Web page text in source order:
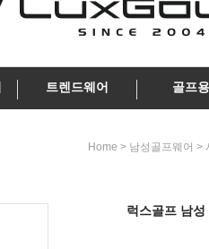
트렌드웨어 골프
Home > 남성골프웨어 >
럭스골프 남